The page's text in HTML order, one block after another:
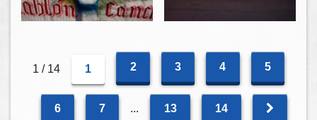
1 / 14 1 2 3 4 5
6 7 ... 13 14